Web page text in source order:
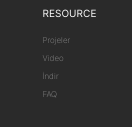
RESOURCE
Projeler
Video
İndir
FAQ